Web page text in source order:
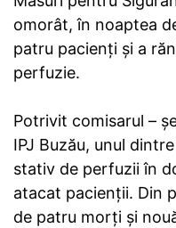
omorât, în noaptea
patru pacienţi şi a
perfuzie.
Potrivit comisarul –
IPJ Buzău, unul
stativ de perfuzii în
atacat pacienţii. Din
de patru morţi şi